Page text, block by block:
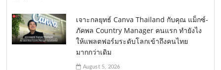
เจาะกลยุทธ์ Canva Thailand กับคุณ แม็กซ์-
ภัคพล Country Manager คนแรก ทำยังไง
ให้แพลตฟอร์มระดับโลกเข้าถึงคนไทย
มากกว่าเดิม
August 5, 2026